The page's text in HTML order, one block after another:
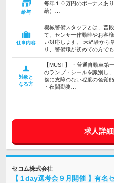
給与
毎年１０万円のボーナスあ
給）…
仕事内容
機械警備スタッフとは、普
て、センサー作動時やお客
い対応します。 未経験から
り、警備職が初めての方で
対象と
なる方
【MUST】 ・普通自動車第
のランプ・シールを識別し
務に支障のない程度の色覚
・夜間勤務…
求人詳
セコム株式会社
【１day選考会９月開催 】有名